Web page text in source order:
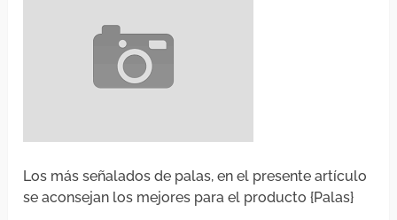
Los más señalados de palas, en el presente artículo
se aconsejan los mejores para el producto {Palas}